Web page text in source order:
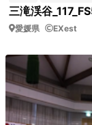
三滝渓谷
愛媛県 EXest